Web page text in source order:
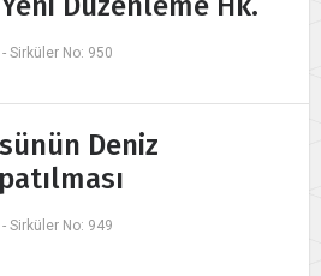
Sirküler No: 950
Deniz
Sirküler No: 949